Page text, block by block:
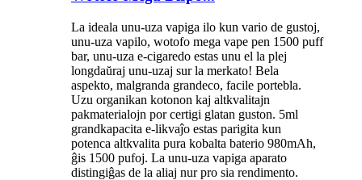
La ideala unu-uza vapiga ilo kun vario de gustoj,
unu-uza vapilo, wotofo mega vape pen 1500 puff
bar, unu-uza e-cigaredo estas unu el la plej
longdaŭraj unu-uzaj sur la merkato! Bela
aspekto, malgranda grandeco, facile portebla.
Uzu organikan kotonon kaj altkvalitajn
pakmaterialojn por certigi glatan guston. 5ml
grandkapacita e-likvaĵo estas parigita kun
potenca altkvalita pura kobalta baterio 980mAh,
ĝis 1500 pufoj. La unu-uza vapiga aparato
distingiĝas de la aliaj nur pro sia rendimento.